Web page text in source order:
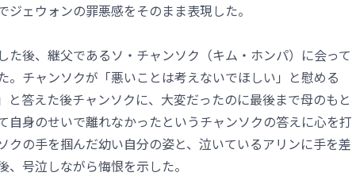
ェウォンの罪悪感をそのまま表現した。
た後、継父であるソ・チャンソク（キム・ホンパ）に会って
。チャンソクが「悪いことは考えないでほしい」と慰める
と答えた後チャンソクに、大変だったのに最後まで母のもと
自身のせいで離れなかったというチャンソクの答えに心を打
クの手を掴んだ幼い自分の姿と、泣いているアリンに手を差
号泣しながら悔恨を示した。